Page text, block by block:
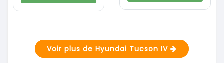
Voir plus de Hyundai Tucson IV